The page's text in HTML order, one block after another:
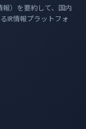
報）を要約して、国内
IR情報プラットフォ